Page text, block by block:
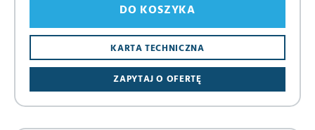
ZAPYTAJ O OFERTĘ
KARTA TECHNICZNA
DO KOSZYKA